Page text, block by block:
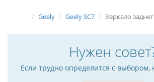
Geely Geely SC7 Зеркало
Нужен
Если трудно определится с